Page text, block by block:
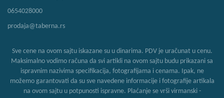
0654028000
prodaja@taberna.rs
Sve cene na ovom sajtu iskazane su u dinarima. PDV je uračunat u cenu.
Maksimalno vodimo računa da svi artikli na ovom sajtu budu prikazani sa
ispravnim nazivima specifikacija, fotografijama i cenama. Ipak, ne
možemo garantovati da su sve navedene informacije i fotografije artikala
na ovom sajtu u potpunosti ispravne. Plaćanje se vrši virmanski -